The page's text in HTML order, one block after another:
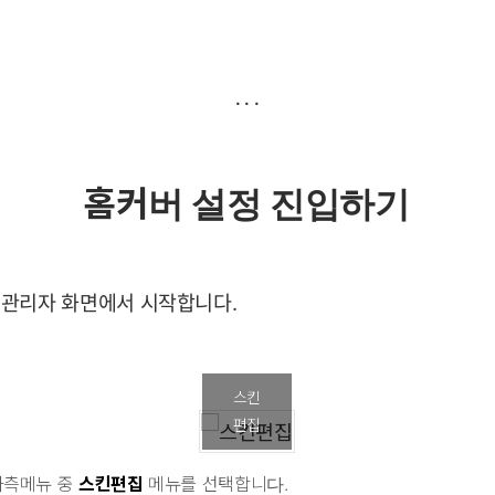
홈커버 설정 진입하기
리자 화면에서 시작합니다.
스킨
편집
메뉴 중 스킨편집 메뉴를 선택합니다.